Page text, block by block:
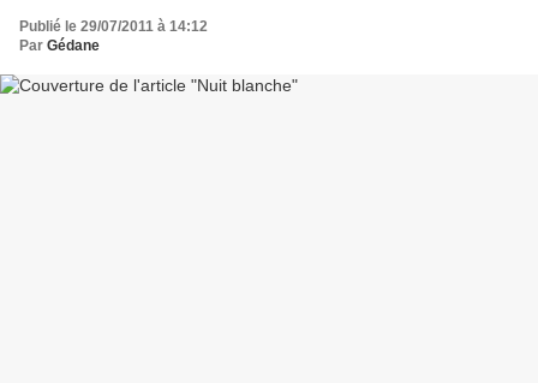
Publié le 29/07/2011 à 14:12
Par Gédane